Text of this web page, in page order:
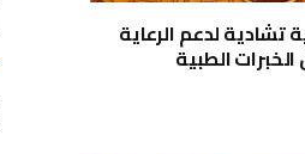
تشادية لدعم الرعاية
الطبية